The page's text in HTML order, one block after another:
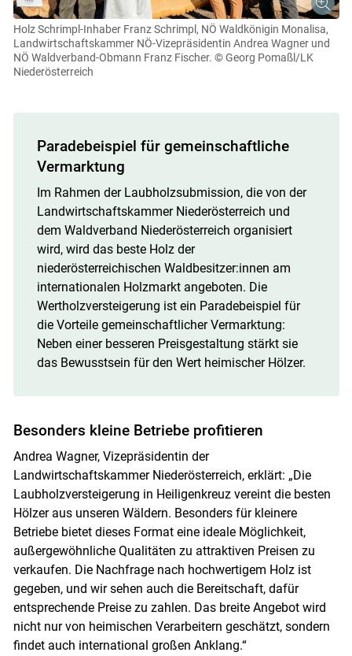
Holz Schrimpl-Inhaber Franz Schrimpl, NÖ Waldkönigin Monalisa,
Landwirtschaftskammer NÖ-Vizepräsidentin Andrea Wagner und
NÖ Waldverband-Obmann Franz Fischer. © Georg Pomaßl/LK
Niederösterreich
Paradebeispiel für gemeinschaftliche
Vermarktung
Im Rahmen der Laubholzsubmission, die von der
Landwirtschaftskammer Niederösterreich und
dem Waldverband Niederösterreich organisiert
wird, wird das beste Holz der
niederösterreichischen Waldbesitzer:innen am
internationalen Holzmarkt angeboten. Die
Wertholzversteigerung ist ein Paradebeispiel für
die Vorteile gemeinschaftlicher Vermarktung:
Neben einer besseren Preisgestaltung stärkt sie
das Bewusstsein für den Wert heimischer Hölzer.
Besonders kleine Betriebe profitieren
Andrea Wagner, Vizepräsidentin der
Landwirtschaftskammer Niederösterreich, erklärt: „Die
Laubholzversteigerung in Heiligenkreuz vereint die besten
Hölzer aus unseren Wäldern. Besonders für kleinere
Betriebe bietet dieses Format eine ideale Möglichkeit,
außergewöhnliche Qualitäten zu attraktiven Preisen zu
verkaufen. Die Nachfrage nach hochwertigem Holz ist
gegeben, und wir sehen auch die Bereitschaft, dafür
entsprechende Preise zu zahlen. Das breite Angebot wird
nicht nur von heimischen Verarbeitern geschätzt, sondern
findet auch international großen Anklang.“